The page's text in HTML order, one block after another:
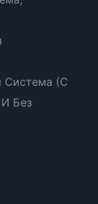
Система (с
Без